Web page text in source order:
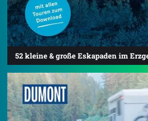
52 kleine & große Eskapaden im